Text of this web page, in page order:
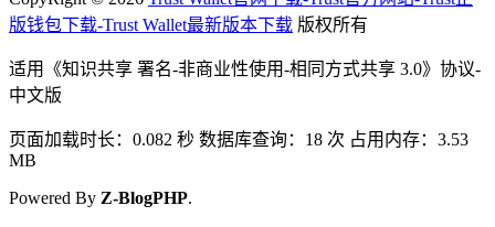
版钱包下载-Trust Wallet最新版本下载 版权所有
适用《知识共享 署名-非商业性使用-相同方式共享 3.0》协议-
中文版
页面加载时长：0.082 秒 数据库查询：18 次 占用内存：3.53
MB
Powered By Z-BlogPHP.